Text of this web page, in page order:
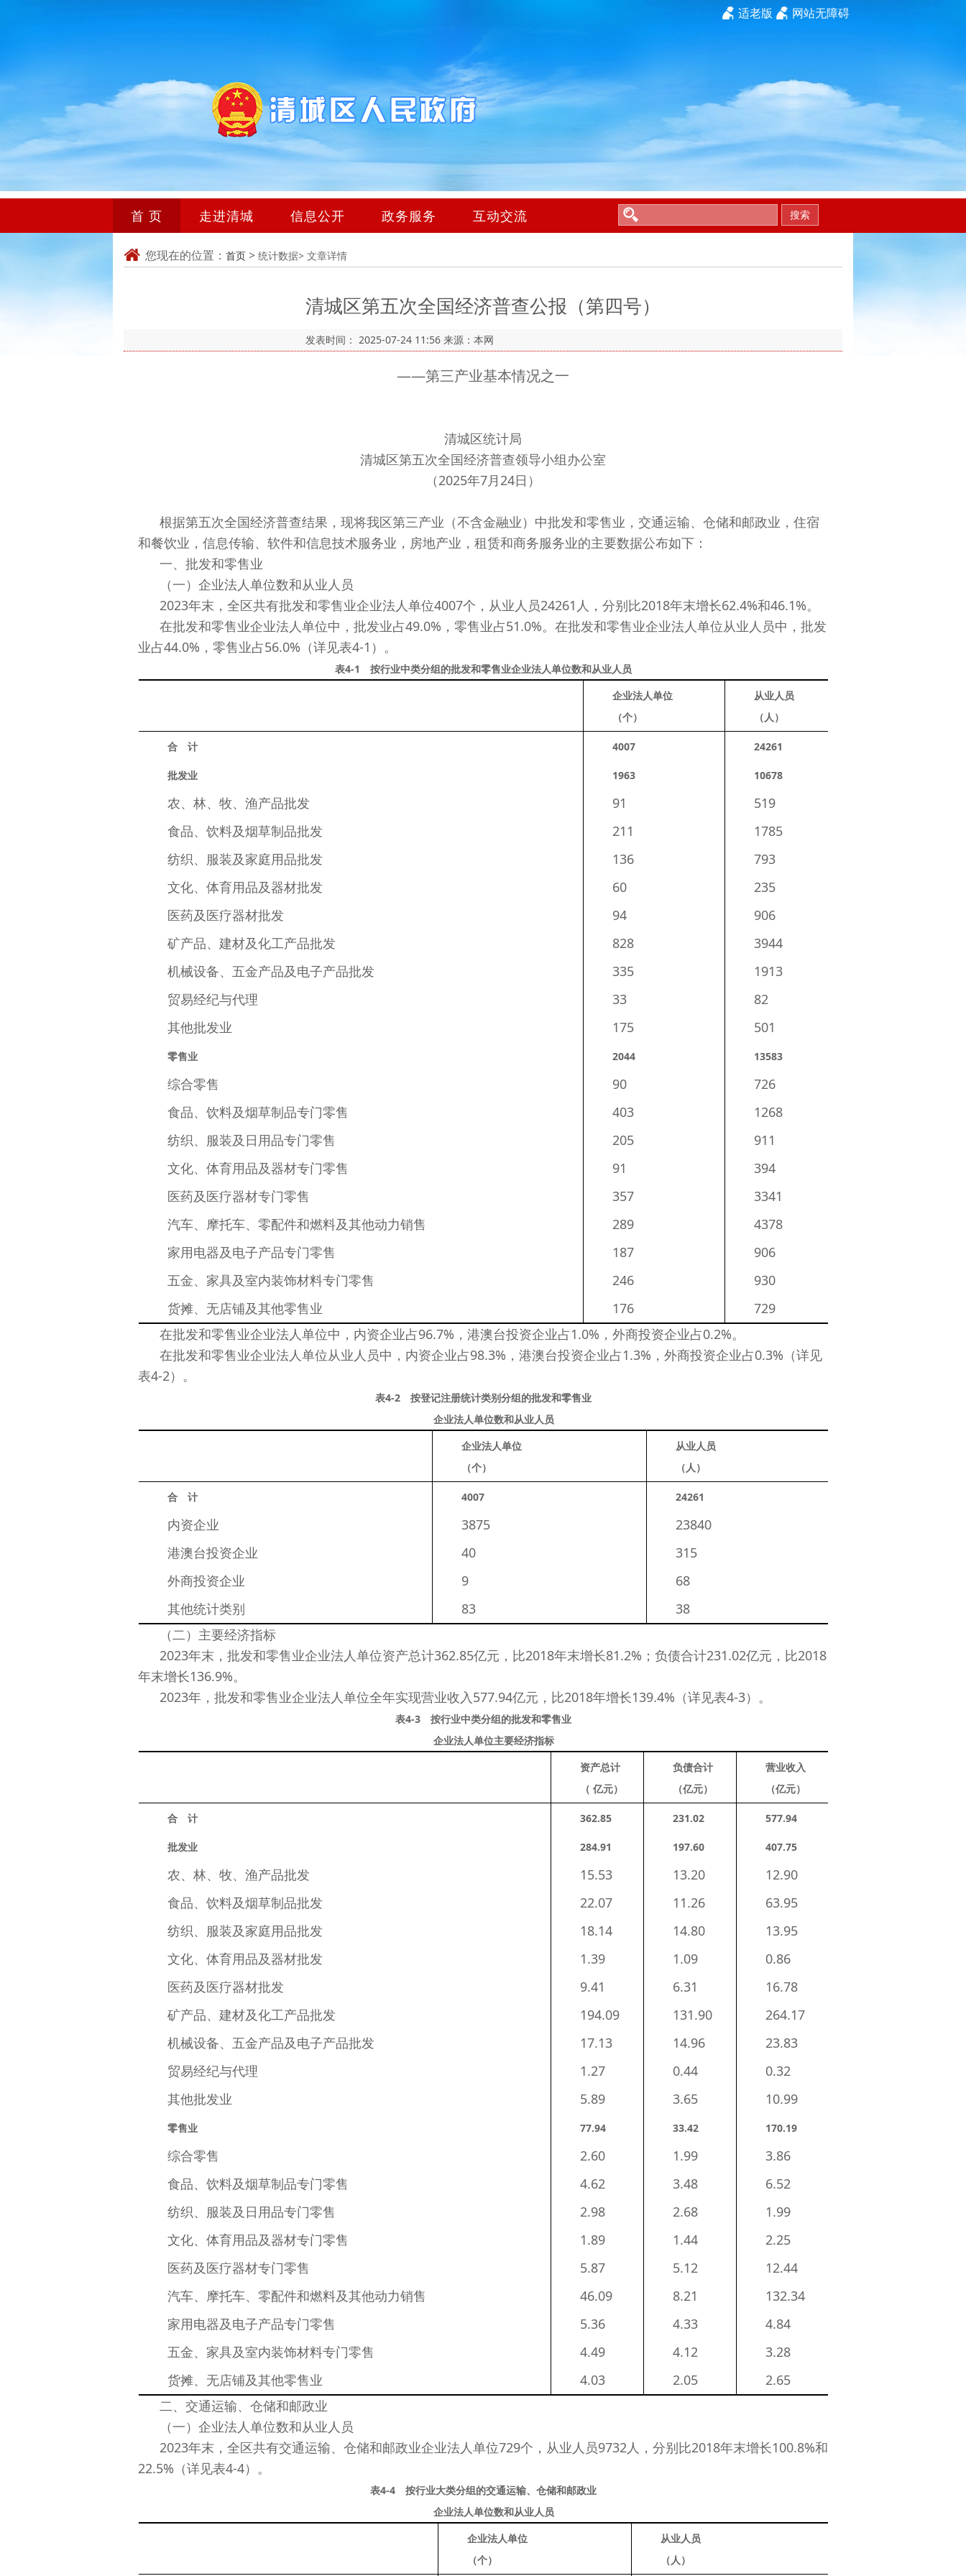
网站无障碍
适老版
首 页 走进清城 信息公开 政务服务 互动交流 搜索
您现在的位置： 首页 > 统计数据> 文章详情
清城区第五次全国经济普查公报（第四号）
发表时间： 2025-07-24 11:56 来源：本网
——第三产业基本情况之一
清城区统计局
清城区第五次全国经济普查领导小组办公室
（2025年7月24日）
根据第五次全国经济普查结果，现将我区第三产业（不含金融业）中批发和零售业，交通运输、仓储和邮政业，住宿
和餐饮业，信息传输、软件和信息技术服务业，房地产业，租赁和商务服务业的主要数据公布如下：
一、批发和零售业
（一）企业法人单位数和从业人员
2023年末，全区共有批发和零售业企业法人单位4007个，从业人员24261人，分别比2018年末增长62.4%和46.1%。
在批发和零售业企业法人单位中，批发业占49.0%，零售业占51.0%。在批发和零售业企业法人单位从业人员中，批发
业占44.0%，零售业占56.0%（详见表4-1）。
表4-1 按行业中类分组的批发和零售业企业法人单位数和从业人员
企业法人单位
（个）
从业人员
（人）
合　计 4007 24261
批发业 1963 10678
农、林、牧、渔产品批发 91
519
食品、饮料及烟草制品批发
211
1785
纺织、服装及家庭用品批发
136
793
文化、体育用品及器材批发
60
235
医药及医疗器材批发
94
906
矿产品、建材及化工产品批发
828
3944
机械设备、五金产品及电子产品批发
335
1913
贸易经纪与代理
33
82
其他批发业
175 501
零售业 2044 13583
综合零售 90
726
食品、饮料及烟草制品专门零售
403
1268
纺织、服装及日用品专门零售
205
911
文化、体育用品及器材专门零售
91
394
医药及医疗器材专门零售
357
3341
汽车、摩托车、零配件和燃料及其他动力销售
289
4378
家用电器及电子产品专门零售
187
906
五金、家具及室内装饰材料专门零售
246
930
货摊、无店铺及其他零售业
176
729
在批发和零售业企业法人单位中，内资企业占96.7%，港澳台投资企业占1.0%，外商投资企业占0.2%。
在批发和零售业企业法人单位从业人员中，内资企业占98.3%，港澳台投资企业占1.3%，外商投资企业占0.3%（详见
表4-2）。
表4-2 按登记注册统计类别分组的批发和零售业
企业法人单位数和从业人员
企业法人单位
（个）
从业人员
（人）
合　计 4007 24261
内资企业 3875
23840
港澳台投资企业
40
315
外商投资企业
9
68
其他统计类别
83
38
（二）主要经济指标
2023年末，批发和零售业企业法人单位资产总计362.85亿元，比2018年末增长81.2%；负债合计231.02亿元，比2018
年末增长136.9%。
2023年，批发和零售业企业法人单位全年实现营业收入577.94亿元，比2018年增长139.4%（详见表4-3）。
表4-3 按行业中类分组的批发和零售业
企业法人单位主要经济指标
资产总计
（ 亿元）
负债合计
（亿元）
营业收入
（亿元）
合　计 362.85 231.02 577.94
批发业 284.91 197.60 407.75
农、林、牧、渔产品批发 15.53 13.20
12.90
食品、饮料及烟草制品批发
22.07 11.26
63.95
纺织、服装及家庭用品批发
18.14 14.80
13.95
文化、体育用品及器材批发
1.39 1.09
0.86
医药及医疗器材批发
9.41 6.31
16.78
矿产品、建材及化工产品批发
194.09 131.90
264.17
机械设备、五金产品及电子产品批发
17.13 14.96
23.83
贸易经纪与代理
1.27 0.44
0.32
其他批发业
5.89 3.65 10.99
零售业 77.94 33.42 170.19
综合零售 2.60 1.99
3.86
食品、饮料及烟草制品专门零售
4.62 3.48
6.52
纺织、服装及日用品专门零售
2.98 2.68
1.99
文化、体育用品及器材专门零售
1.89 1.44
2.25
医药及医疗器材专门零售
5.87 5.12
12.44
汽车、摩托车、零配件和燃料及其他动力销售
46.09 8.21
132.34
家用电器及电子产品专门零售
5.36 4.33
4.84
五金、家具及室内装饰材料专门零售
4.49 4.12
3.28
货摊、无店铺及其他零售业
4.03 2.05
2.65
二、交通运输、仓储和邮政业
（一）企业法人单位数和从业人员
2023年末，全区共有交通运输、仓储和邮政业企业法人单位729个，从业人员9732人，分别比2018年末增长100.8%和
22.5%（详见表4-4）。
表4-4 按行业大类分组的交通运输、仓储和邮政业
企业法人单位数和从业人员
企业法人单位
（个）
从业人员
（人）